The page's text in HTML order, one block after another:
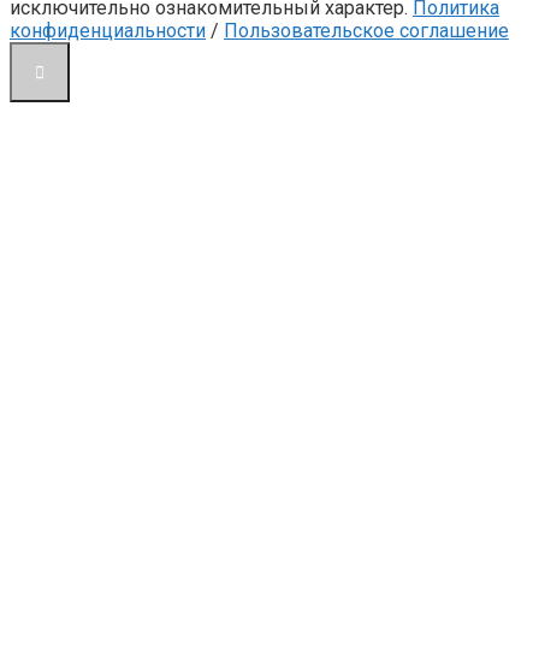
исключительно ознакомительный характер. Политика
конфиденциальности / Пользовательское соглашение